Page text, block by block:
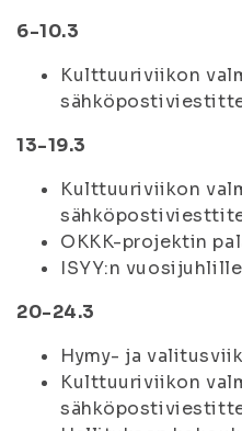
6-10.3
Kulttuuriviikon
13-19.3
Kulttuuriviikon
OKKK-projektin
ISYY:n
20-24.3
Hymy- ja
Kulttuuriviikon